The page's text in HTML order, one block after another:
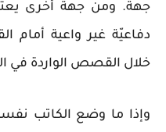
جهة. ومن جهة أخرى
دفاعيّة غير واعية أمام
خلال القصص الواردة في
وإذا ما وضع الكاتب